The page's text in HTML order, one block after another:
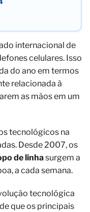
internacional de
celulares. Isso
do ano em termos
relacionada à
as mãos em um
tecnológicos na
Desde 2007, os
de linhasurgem a
a cada semana.
tecnológica
que os principais